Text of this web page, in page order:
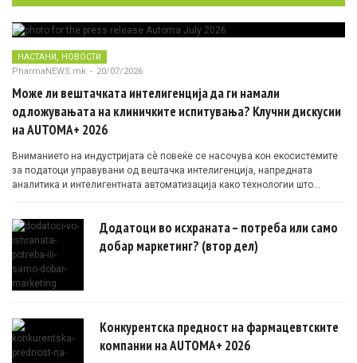
НАСТАНИ, НОВОСТИ
PharmaNEWS.mk - 20/07/2026
Може ли вештачката интелигенција да ги намали
одложувањата на клиничките испитувања? Клучни дискусии
на AUTOMA+ 2026
Вниманието на индустријата сè повеќе се насочува кон екосистемите
за податоци управувани од вештачка интелигенција, напредната
аналитика и интелигентната автоматизација како технологии што
Додатоци во исхраната – потреба или само
добар маркетинг? (втор дел)
Конкурентска предност на фармацевтските
компании на AUTOMA+ 2026